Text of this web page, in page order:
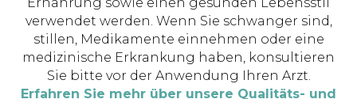
Ernährung sowie einen gesunden Lebensstil
verwendet werden. Wenn Sie schwanger sind,
stillen, Medikamente einnehmen oder eine
medizinische Erkrankung haben, konsultieren
Sie bitte vor der Anwendung Ihren Arzt.
Erfahren Sie mehr über unsere Qualitäts- und